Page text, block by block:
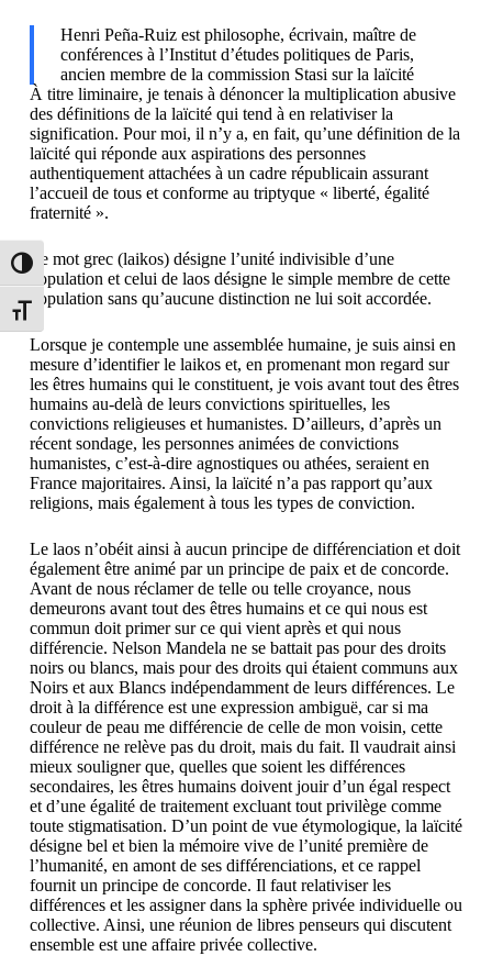
Passer en contraste élevé
Changer la taille de la police
Henri Peña-Ruiz est philosophe, écrivain, maître de
conférences à l’Institut d’études politiques de Paris,
ancien membre de la commission Stasi sur la laïcité
À titre liminaire, je tenais à dénoncer la multiplication abusive
des définitions de la laïcité qui tend à en relativiser la
signification. Pour moi, il n’y a, en fait, qu’une définition de la
laïcité qui réponde aux aspirations des personnes
authentiquement attachées à un cadre républicain assurant
l’accueil de tous et conforme au triptyque « liberté, égalité
fraternité ».
Le mot grec (laikos) désigne l’unité indivisible d’une
population et celui de laos désigne le simple membre de cette
population sans qu’aucune distinction ne lui soit accordée.
Lorsque je contemple une assemblée humaine, je suis ainsi en
mesure d’identifier le laikos et, en promenant mon regard sur
les êtres humains qui le constituent, je vois avant tout des êtres
humains au-delà de leurs convictions spirituelles, les
convictions religieuses et humanistes. D’ailleurs, d’après un
récent sondage, les personnes animées de convictions
humanistes, c’est-à-dire agnostiques ou athées, seraient en
France majoritaires. Ainsi, la laïcité n’a pas rapport qu’aux
religions, mais également à tous les types de conviction.
Le laos n’obéit ainsi à aucun principe de différenciation et doit
également être animé par un principe de paix et de concorde.
Avant de nous réclamer de telle ou telle croyance, nous
demeurons avant tout des êtres humains et ce qui nous est
commun doit primer sur ce qui vient après et qui nous
différencie. Nelson Mandela ne se battait pas pour des droits
noirs ou blancs, mais pour des droits qui étaient communs aux
Noirs et aux Blancs indépendamment de leurs différences. Le
droit à la différence est une expression ambiguë, car si ma
couleur de peau me différencie de celle de mon voisin, cette
différence ne relève pas du droit, mais du fait. Il vaudrait ainsi
mieux souligner que, quelles que soient les différences
secondaires, les êtres humains doivent jouir d’un égal respect
et d’une égalité de traitement excluant tout privilège comme
toute stigmatisation. D’un point de vue étymologique, la laïcité
désigne bel et bien la mémoire vive de l’unité première de
l’humanité, en amont de ses différenciations, et ce rappel
fournit un principe de concorde. Il faut relativiser les
différences et les assigner dans la sphère privée individuelle ou
collective. Ainsi, une réunion de libres penseurs qui discutent
ensemble est une affaire privée collective.